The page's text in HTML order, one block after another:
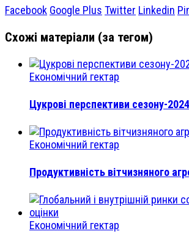
Facebook Google Plus Twitter Linkedin
Схожі матеріали (за тегом)
Економічний гектар
Цукрові перспективи сезону-
Економічний гектар
Продуктивність вітчизняного
Економічний гектар